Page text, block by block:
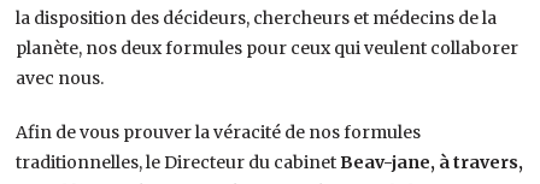
la disposition des décideurs, chercheurs et médecins de la
planète, nos deux formules pour ceux qui veulent collaborer
avec nous.
Afin de vous prouver la véracité de nos formules
traditionnelles, le Directeur du cabinet Beav-jane, à travers,